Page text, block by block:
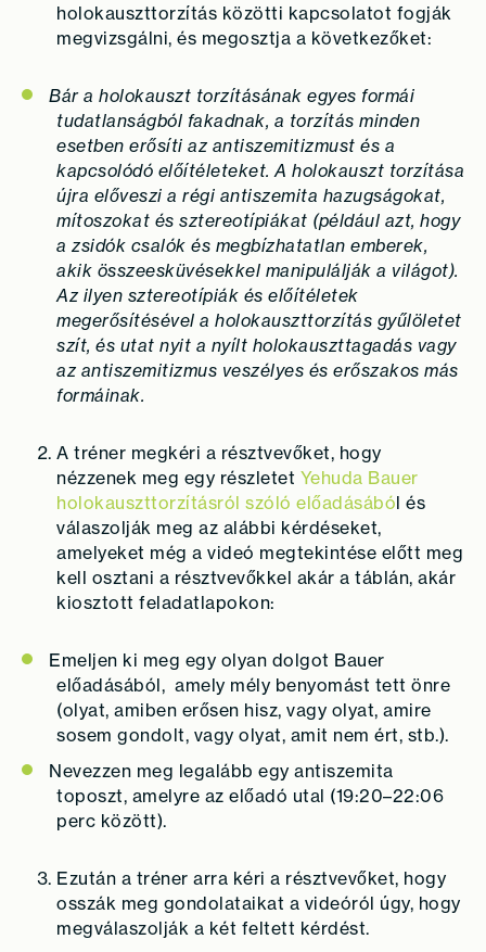
holokauszttorzítás közötti kapcsolatot fogják
megvizsgálni, és megosztja a következőket:
Bár a holokauszt torzításának egyes formái
tudatlanságból fakadnak, a torzítás minden
esetben erősíti az antiszemitizmust és a
kapcsolódó előítéleteket. A holokauszt torzítása
újra előveszi a régi antiszemita hazugságokat,
mítoszokat és sztereotípiákat (például azt, hogy
a zsidók csalók és megbízhatatlan emberek,
akik összeesküvésekkel manipulálják a világot).
Az ilyen sztereotípiák és előítéletek
megerősítésével a holokauszttorzítás gyűlöletet
szít, és utat nyit a nyílt holokauszttagadás vagy
az antiszemitizmus veszélyes és erőszakos más
formáinak.
A tréner megkéri a résztvevőket, hogy
nézzenek meg egy részletet Yehuda Bauer
holokauszttorzításról szóló előadásából és
válaszolják meg az alábbi kérdéseket,
amelyeket még a videó megtekintése előtt meg
kell osztani a résztvevőkkel akár a táblán, akár
kiosztott feladatlapokon:
Emeljen ki meg egy olyan dolgot Bauer
előadásából, amely mély benyomást tett önre
(olyat, amiben erősen hisz, vagy olyat, amire
sosem gondolt, vagy olyat, amit nem ért, stb.).
Nevezzen meg legalább egy antiszemita
toposzt, amelyre az előadó utal (19:20–22:06
perc között).
Ezután a tréner arra kéri a résztvevőket, hogy
osszák meg gondolataikat a videóról úgy, hogy
megválaszolják a két feltett kérdést.